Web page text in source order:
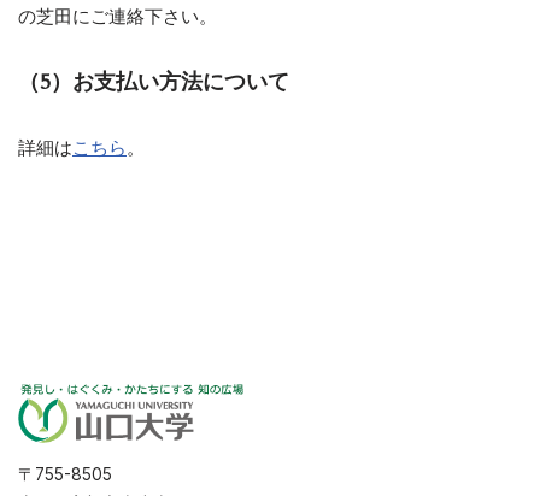
の芝田にご連絡下さい。
（5）お支払い方法について
詳細はこちら。
〒755-8505